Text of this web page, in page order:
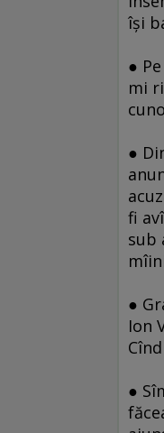
îşi
●
mi
●
fi
sub
●
Ion
●